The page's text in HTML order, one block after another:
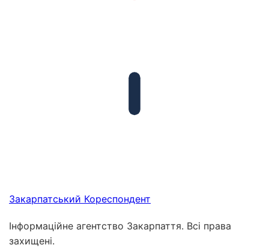
Закарпатський Кореспондент
Інформаційне агентство Закарпаття. Всі права
захищені.